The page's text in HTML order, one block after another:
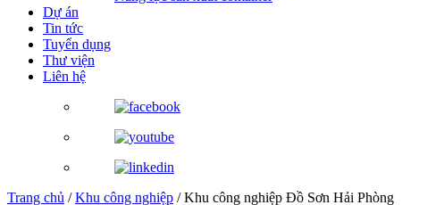
Dự án
Tin tức
Tuyển dụng
Thư viện
Liên hệ
Trang chủ /Khu công nghiệp /Khu công nghiệp Đồ Sơn Hải Phòng